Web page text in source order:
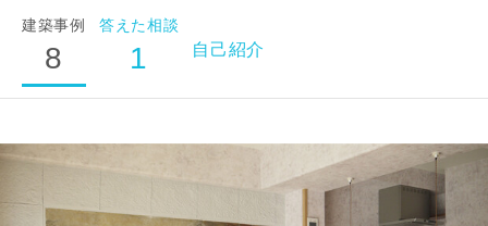
建築事例
8
答えた相談
1 自己紹介